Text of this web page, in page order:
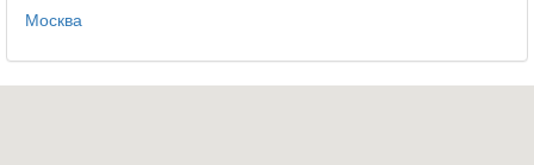
Москва